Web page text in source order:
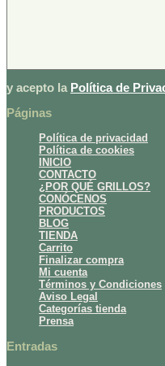
y acepto la Política de
Páginas
Política de privacidad
Política de cookies
INICIO
CONTACTO
¿POR QUÉ GRILLOS?
CONÓCENOS
PRODUCTOS
BLOG
TIENDA
Carrito
Finalizar compra
Mi cuenta
Términos y Condiciones
Aviso Legal
Categorías tienda
Prensa
Entradas